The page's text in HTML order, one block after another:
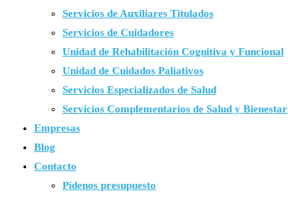
Servicios de Auxiliares Titulados
Servicios de Cuidadores
Unidad de Rehabilitación Cognitiva y Funcional
Unidad de Cuidados Paliativos
Servicios Especializados de Salud
Servicios Complementarios de Salud y Bienestar
Empresas
Blog
Contacto
Pídenos presupuesto